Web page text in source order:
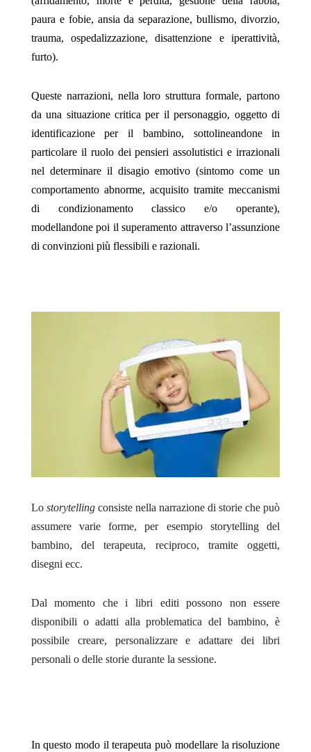
paura e fobie, ansia da separazione, bullismo, divorzio,
trauma, ospedalizzazione, disattenzione e iperattività,
furto).
Queste narrazioni, nella loro struttura formale, partono
da una situazione critica per il personaggio, oggetto di
identificazione per il bambino, sottolineandone in
particolare il ruolo dei pensieri assolutistici e irrazionali
nel determinare il disagio emotivo (sintomo come un
comportamento abnorme, acquisito tramite meccanismi
di condizionamento classico e/o operante),
modellandone poi il superamento attraverso l’assunzione
di convinzioni più flessibili e razionali.
Lo storytellingconsiste nella narrazione di storie che può
assumere varie forme, per esempio storytelling del
bambino, del terapeuta, reciproco, tramite oggetti,
disegni ecc.
Dal momento che i libri editi possono non essere
disponibili o adatti alla problematica del bambino, è
possibile creare, personalizzare e adattare dei libri
personali o delle storie durante la sessione.
In questo modo il terapeuta può modellare la risoluzione